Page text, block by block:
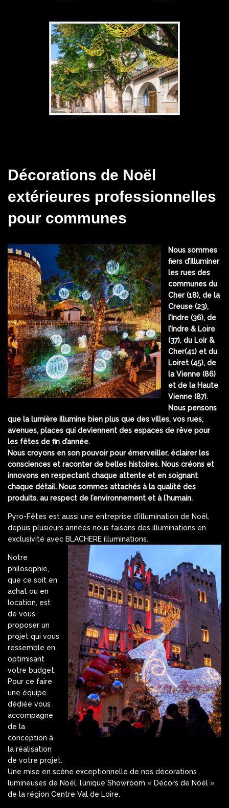
Décorations de Noël
extérieures professionnelles
pour communes
Nous sommes
fiers d’illuminer
les rues des
communes du
Cher (18), de la
Creuse (23),
l’Indre (36), de
l’Indre & Loire
(37), du Loir &
Cher(41) et du
Loiret (45), de
la Vienne (86)
et de la Haute
Vienne (87).
Nous pensons
que la lumière illumine bien plus que des villes, vos rues,
avenues, places qui deviennent des espaces de rêve pour
les fêtes de fin d’année.
Nous croyons en son pouvoir pour émerveiller, éclairer les
consciences et raconter de belles histoires. Nous créons et
innovons en respectant chaque attente et en soignant
chaque détail. Nous sommes attachés à la qualité des
produits, au respect de l’environnement et à l’humain.
Pyro-Fêtes est aussi une entreprise d’illumination de Noël,
depuis plusieurs années nous faisons des illuminations en
exclusivité avec BLACHERE illuminations.
Notre
philosophie,
que ce soit en
achat ou en
location, est
de vous
proposer un
projet qui vous
ressemble en
optimisant
votre budget,
Pour ce faire
une équipe
dédiée vous
accompagne
de la
conception à
la réalisation
de votre projet.
Une mise en scène exceptionnelle de nos décorations
lumineuses de Noël, l’unique Showroom « Décors de Noël »
de la région Centre Val de Loire.